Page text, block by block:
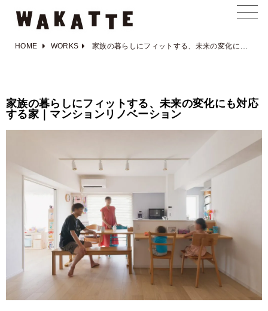
HOME WORKS 家族の暮らしにフィットする、未来の変化にも対応する家｜マンションリノベーション
家族の暮らしにフィットする、未来の変化にも対応
する家｜マンションリノベーション